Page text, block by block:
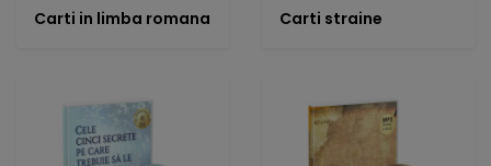
Carti in limba romana Carti straine